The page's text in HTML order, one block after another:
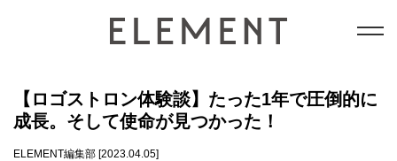
テクノロジー
能力開発
【ロゴストロン体験談】たった1年で圧倒的に
成長。そして使命が見つかった！
ELEMENT編集部 [2023.04.05]